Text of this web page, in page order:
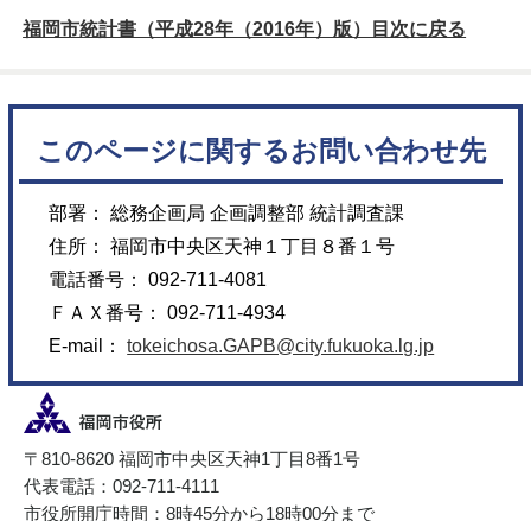
福岡市統計書（平成28年（2016年）版）目次に戻る
このページに関するお問い合わせ先
部署： 総務企画局 企画調整部 統計調査課
住所： 福岡市中央区天神１丁目８番１号
電話番号： 092-711-4081
ＦＡＸ番号： 092-711-4934
E-mail：tokeichosa.GAPB@city.fukuoka.lg.jp
〒810-8620 福岡市中央区天神1丁目8番1号
代表電話：092-711-4111
市役所開庁時間：8時45分から18時00分まで